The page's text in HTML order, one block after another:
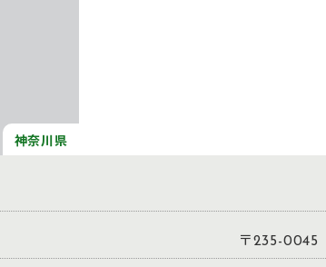
神奈川県
〒235-0045